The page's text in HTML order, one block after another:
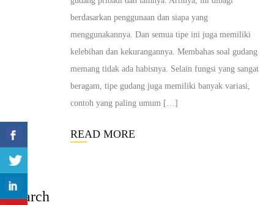
berdasarkan penggunaan dan siapa yang
menggunakannya. Dan semua tipe ini juga memiliki
kelebihan dan kekurangannya. Membahas soal gudang
memang tidak ada habisnya. Selain fungsi yang sangat
beragam, tipe gudang juga memiliki banyak variasi,
contoh yang paling umum […]
READ MORE
Search